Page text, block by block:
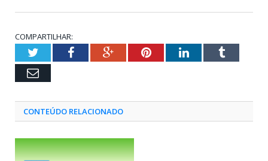
COMPARTILHAR:
TwitterFacebookGoogle+PinterestLinkedInTumblr
Email
CONTEÚDO RELACIONADO